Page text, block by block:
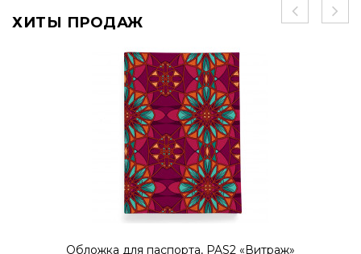
ХИТЫ ПРОДАЖ
Обложка для паспорта, PAS2 «Витраж»